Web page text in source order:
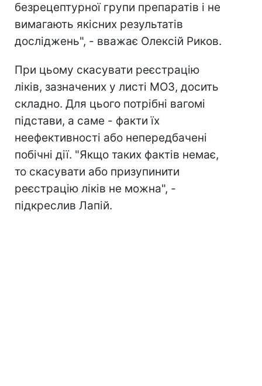
безрецептурної групи препаратів і не
вимагають якісних результатів
досліджень", - вважає Олексій Риков.
При цьому скасувати реєстрацію
ліків, зазначених у листі МОЗ, досить
складно. Для цього потрібні вагомі
підстави, а саме - факти їх
неефективності або непередбачені
побічні дії. "Якщо таких фактів немає,
то скасувати або призупинити
реєстрацію ліків не можна", -
підкреслив Лапій.